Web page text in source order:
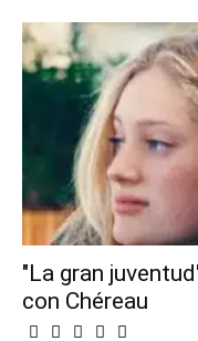
"La gran
con Chéreau